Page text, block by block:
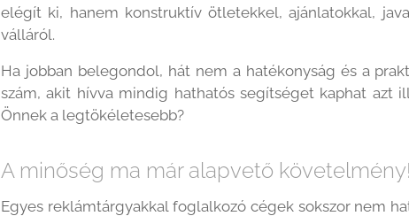
elégít ki, hanem konstruktív ötletekkel, ajánlatokkal,
válláról.
Ha jobban belegondol, hát nem a hatékonyság és a
szám, akit hívva mindig hathatós segítséget kaphat azt
Önnek a legtökéletesebb?
A minőség ma már alapvető követelmény!
Egyes reklámtárgyakkal foglalkozó cégek sokszor nem